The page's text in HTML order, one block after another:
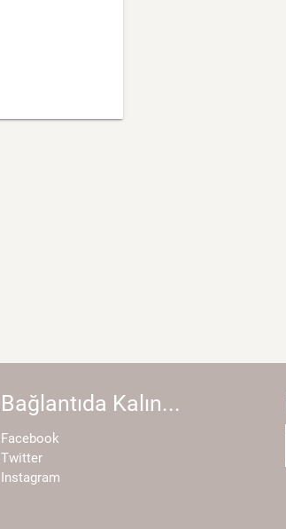
Bağlantıda Kalın...
Facebook
Twitter
Instagram